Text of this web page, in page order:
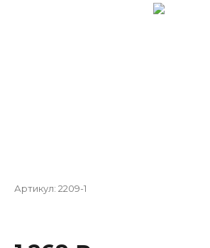
Артикул: 2209-1